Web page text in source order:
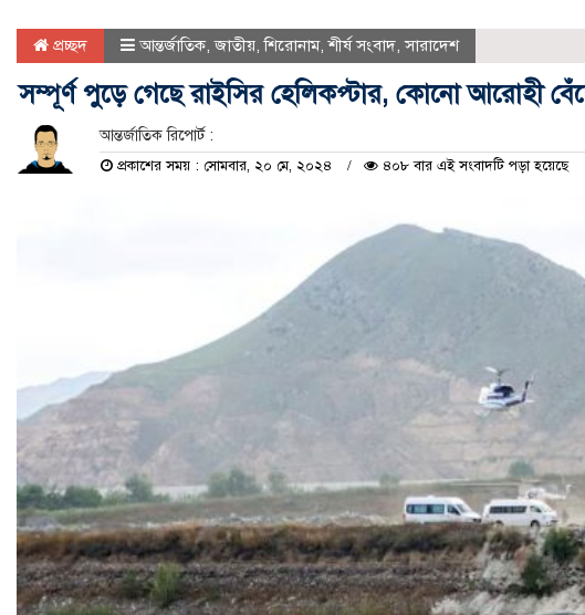
প্রচ্ছদ আন্তর্জাতিক,জাতীয়,শিরোনাম,শীর্ষ সংবাদ,সারাদেশ
সম্পূর্ণ পুড়ে গেছে রাইসির হেলিকপ্টার, কোনো আরোহী
আন্তর্জাতিক রিপোর্ট :
প্রকাশের সময় : সোমবার, ২০ মে, ২০২৪ ৪০৮ বার এই সংবাদটি পড়া হয়েছে